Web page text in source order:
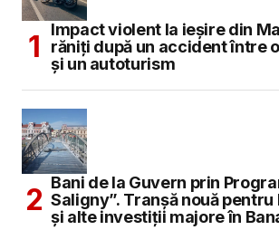
Impact violent la ieșire din
răniți după un accident între
și un autoturism
Bani de la Guvern prin
Saligny”. Tranșă nouă pentru
și alte investiții majore în